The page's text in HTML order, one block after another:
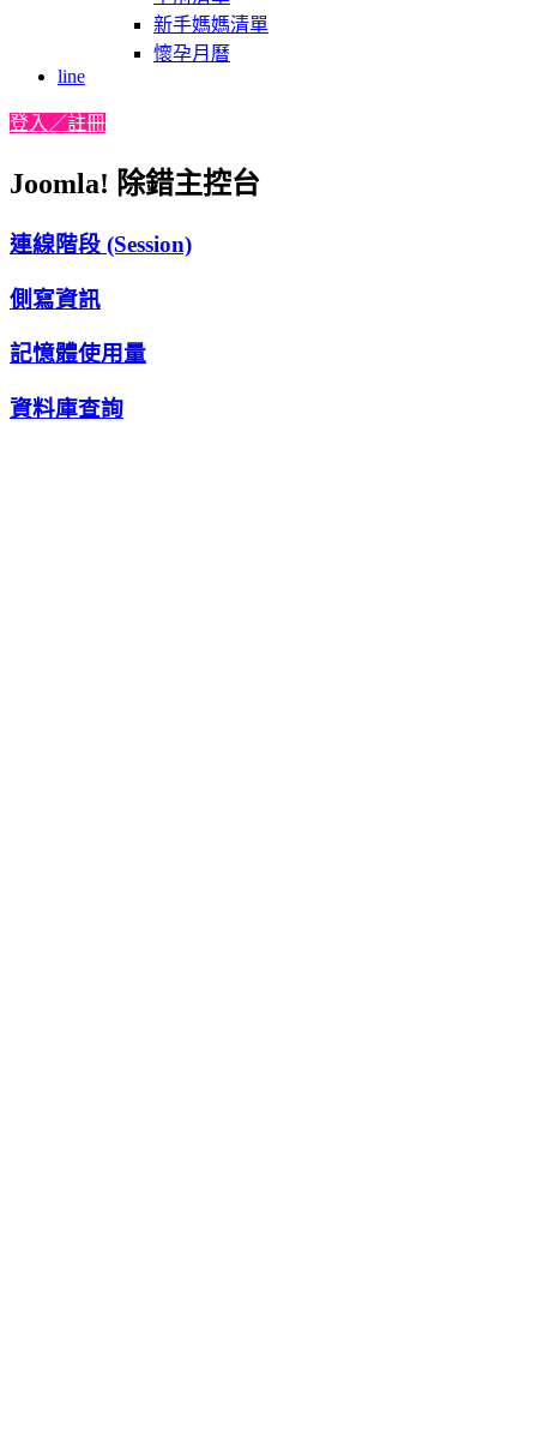
新手媽媽清單
懷孕月曆
line
登入／註冊
Joomla! 除錯主控台
連線階段 (Session)
側寫資訊
記憶體使用量
資料庫查詢